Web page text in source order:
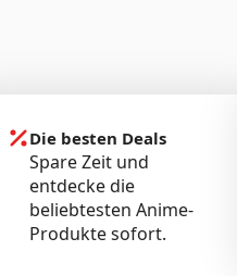
Die besten Deals
Spare Zeit und
entdecke die
beliebtesten Anime-
Produkte sofort.